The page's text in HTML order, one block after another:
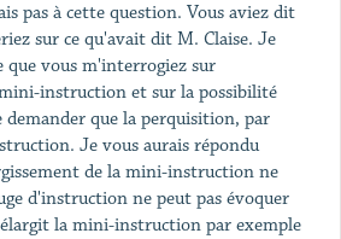
pas à cette question. Vous aviez dit
sur ce qu'avait dit M. Claise. Je
que vous m'interrogiez sur
instruction et sur la possibilité
demander que la perquisition, par
Je vous aurais répondu
de la mini-instruction ne
d'instruction ne peut pas évoquer
la mini-instruction par exemple